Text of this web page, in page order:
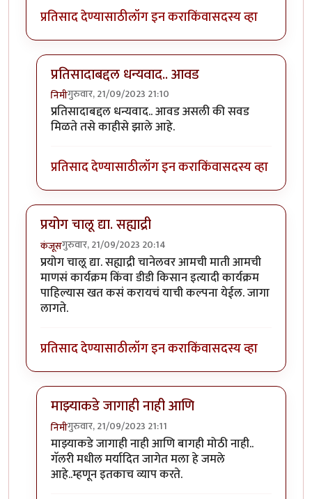
प्रतिसाद देण्यासाठीलॉग इन कराकिंवासदस्य व्हा
प्रतिसादाबद्दल धन्यवाद.. आवड
निमीगुरुवार, 21/09/2023 21:10
In reply toबराच मोकळा वेळ दिसतोय...byअहिरावण
प्रतिसादाबद्दल धन्यवाद.. आवड असली की सवड
मिळते तसे काहीसे झाले आहे.
प्रतिसाद देण्यासाठीलॉग इन कराकिंवासदस्य व्हा
प्रयोग चालू द्या. सह्याद्री
कंजूसगुरुवार, 21/09/2023 20:14
प्रयोग चालू द्या. सह्याद्री चानेलवर आमची माती आमची
माणसं कार्यक्रम किंवा डीडी किसान इत्यादी कार्यक्रम
पाहिल्यास खत कसं करायचं याची कल्पना येईल. जागा
लागते.
प्रतिसाद देण्यासाठीलॉग इन कराकिंवासदस्य व्हा
माझ्याकडे जागाही नाही आणि
निमीगुरुवार, 21/09/2023 21:11
In reply toप्रयोग चालू द्या. सह्याद्रीbyकंजूस
माझ्याकडे जागाही नाही आणि बागही मोठी नाही..
गॅलरी मधील मर्यादित जागेत मला हे जमले
आहे..म्हणून इतकाच व्याप करते.